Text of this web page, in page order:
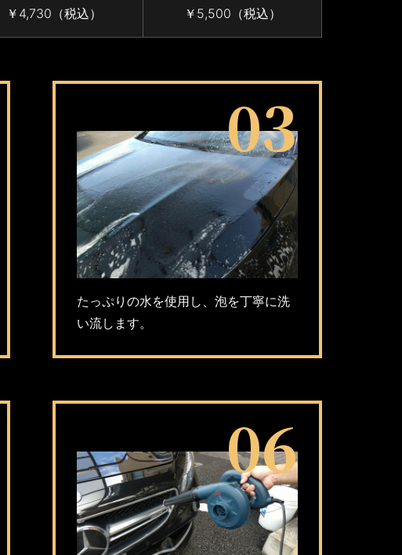
￥4,730（税込） ￥5,500（税込）
たっぷりの水を使用し、泡を丁寧に洗
い流します。